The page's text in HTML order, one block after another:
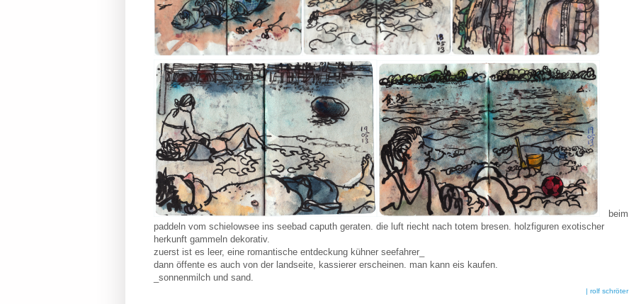
beim
paddeln vom schielowsee ins seebad caputh geraten. die luft riecht nach totem bresen. holzfiguren exotischer
herkunft gammeln dekorativ.
zuerst ist es leer, eine romantische entdeckung kühner seefahrer_
dann öffente es auch von der landseite, kassierer erscheinen. man kann eis kaufen.
_sonnenmilch und sand.
| rolf schröter